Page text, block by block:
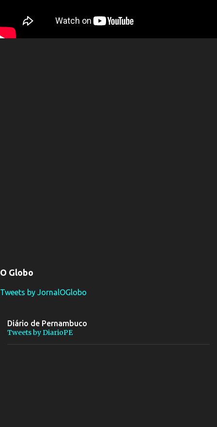
O Globo
Tweets by JornalOGlobo
Diário de Pernambuco
Tweets by DiarioPE